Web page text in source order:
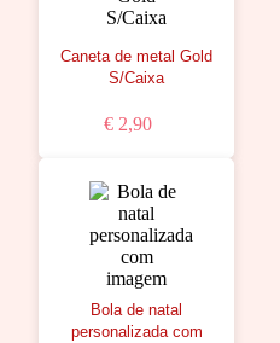
Caneta de metal Gold
S/Caixa
€ 2,90
Bola de natal
personalizada com